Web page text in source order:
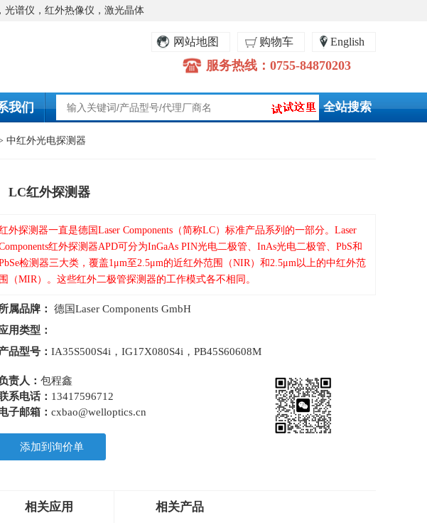
光谱仪，红外热像仪，激光晶体
English
购物车
网站地图
服务热线：0755-84870203
我们
中红外光电探测器
LC红外探测器
外探测器一直是德国Laser Components（简称LC）标准产品系列的一部分。Laser
红外探测器APD可分为InGaAs PIN光电二极管、InAs光电二极管、PbS和
检测器三大类，覆盖1μm至2.5μm的近红外范围（NIR）和2.5μm以上的中红外范
围（MIR）。这些红外二极管探测器的工作模式各不相同。
属品牌：
德国Laser Components GmbH
用类型：
品型号： IA35S500S4i，IG17X080S4i，PB45S60608M
责人： 包程鑫
系电话： 13417596712
子邮箱： cxbao@welloptics.cn
添加到询价单
相关应用 相关产品